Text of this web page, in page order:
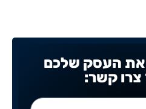
את העסק שלכם
צרו קשר: